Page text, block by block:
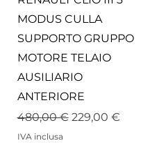
MODUS CULLA
SUPPORTO GRUPPO
MOTORE TELAIO
AUSILIARIO
ANTERIORE
Prezzo regolare
480,00 € Prezzo
229,00 €
IVA inclusa